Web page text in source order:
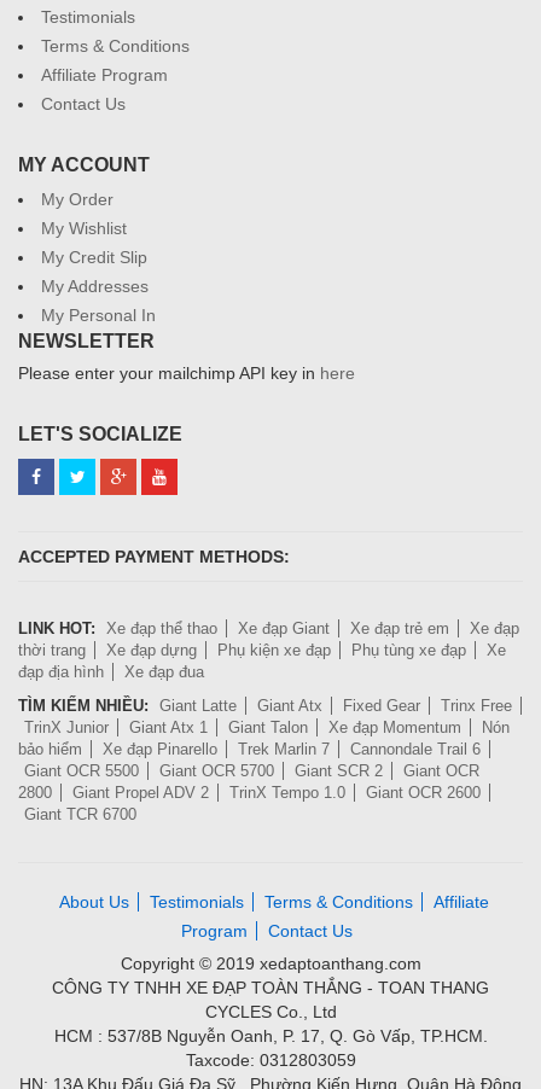
Testimonials
Terms & Conditions
Affiliate Program
Contact Us
MY ACCOUNT
My Order
My Wishlist
My Credit Slip
My Addresses
My Personal In
NEWSLETTER
Please enter your mailchimp API key in here
LET'S SOCIALIZE
ACCEPTED PAYMENT METHODS:
LINK HOT: Xe đạp thể thao Xe đạp Giant Xe đạp trẻ em
Xe đạp
thời trang
Xe đạp dựng Phụ kiện xe đạp Phụ tùng xe đạp
Xe
đạp địa hình
Xe đạp đua
TÌM KIẾM NHIỀU:
Giant Latte Giant Atx Fixed Gear
Trinx Free
TrinX Junior
Giant Atx 1 Giant Talon Xe đạp Momentum
Nón
bảo hiểm
Xe đạp Pinarello Trek Marlin 7
Cannondale Trail 6
Giant OCR 5500
Giant OCR 5700 Giant SCR 2
Giant OCR
2800
Giant Propel ADV 2 TrinX Tempo 1.0
Giant OCR 2600
Giant TCR 6700
About Us Testimonials Terms & Conditions
Affiliate
Program
Contact Us
Copyright © 2019 xedaptoanthang.com
CÔNG TY TNHH XE ĐẠP TOÀN THẮNG - TOAN THANG
CYCLES Co., Ltd
HCM : 537/8B Nguyễn Oanh, P. 17, Q. Gò Vấp, TP.HCM.
Taxcode: 0312803059
HN: 13A Khu Đấu Giá Đa Sỹ , Phường Kiến Hưng, Quận Hà Đông